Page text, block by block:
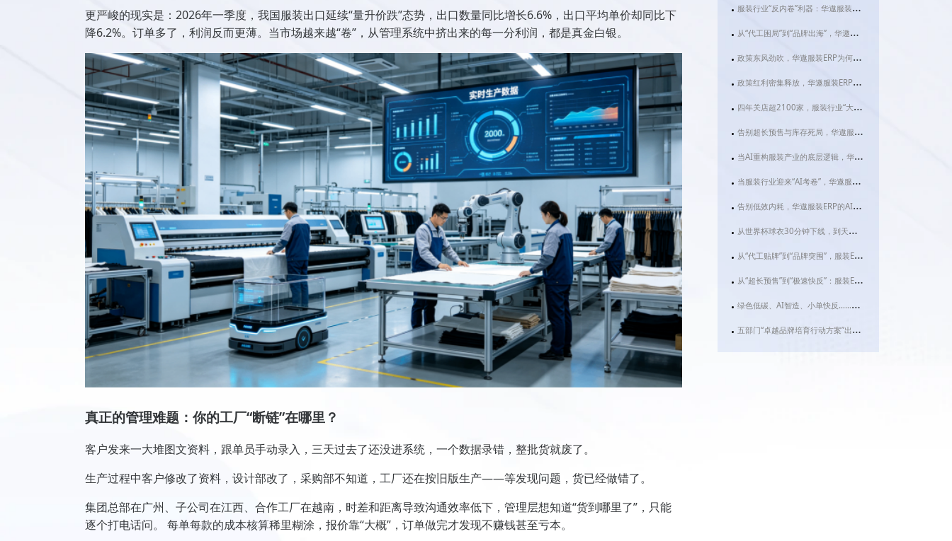
更严峻的现实是：2026年一季度，我国服装出口延续“量升价跌”态势，出口数量同比增长6.6%，出口平均单价却同比下
降6.2%。订单多了，利润反而更薄。当市场越来越“卷”，从管理系统中挤出来的每一分利润，都是真金白银。
真正的管理难题：你的工厂“断链”在哪里？
客户发来一大堆图文资料，跟单员手动录入，三天过去了还没进系统，一个数据录错，整批货就废了。
生产过程中客户修改了资料，设计部改了，采购部不知道，工厂还在按旧版生产——等发现问题，货已经做错了。
集团总部在广州、子公司在江西、合作工厂在越南，时差和距离导致沟通效率低下，管理层想知道“货到哪里了”，只能
逐个打电话问。 每单每款的成本核算稀里糊涂，报价靠“大概”，订单做完才发现不赚钱甚至亏本。
服装行业“反内卷”利器：华遨服装ERP，如何让您的企业利润实现飞跃式增长？
从“代工困局”到“品牌出海”，华遨服装ERP如何为服装企业装上数智化“引擎”？
政策东风劲吹，华遨服装ERP为何成为服装企业数字化转型的“必选项”？
政策红利密集释放，华遨服装ERP系统助力服装企业抢占数智化转型先机
四年关店超2100家，服装行业“大店化”转型背后：华遨服装ERP如何破解效率困局？
告别超长预售与库存死局，华遨服装ERP正让服装企业跑出智造加速度
当AI重构服装产业的底层逻辑，华遨服装ERP如何让“快反”不再只是一句口号？
当服装行业迎来“AI考卷”，华遨服装ERP用这两项功能交出满分答案
告别低效内耗，华遨服装ERP的AI助手如何让服装老板“躺赢”？
从世界杯球衣30分钟下线，到天门千亿服装产业：华遨服装ERP为何成为2026服装企业的“数字必修课”？
从“代工贴牌”到“品牌突围”，服装ERP成织造金三角的“数字粘合剂”
从“超长预售”到“极速快反”：服装ERP才是品牌破局的关键变量
绿色低碳、AI智造、小单快反……2026服装行业大变局下，为什么你的企业急需一套真正的服装ERP？
五部门“卓越品牌培育行动方案”出台，服装企业如何借华遨ERP抢占先机？